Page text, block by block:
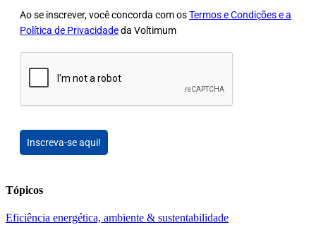
Ao se inscrever, você concorda com osTermos e Condições e a
Política de Privacidadeda Voltimum
Inscreva-se aqui!
Tópicos
Eficiência energética, ambiente & sustentabilidade